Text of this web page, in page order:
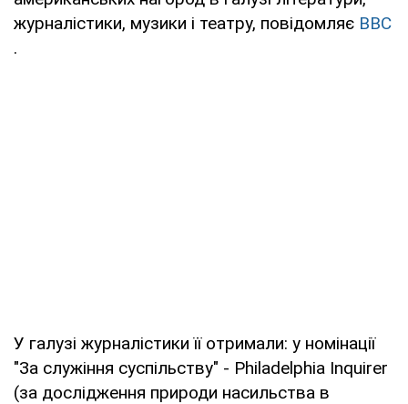
журналістики, музики і театру, повідомляє ВВС
.
У галузі журналістики її отримали: у номінації
"За служіння суспільству" - Philadelphia Inquirer
(за дослідження природи насильства в